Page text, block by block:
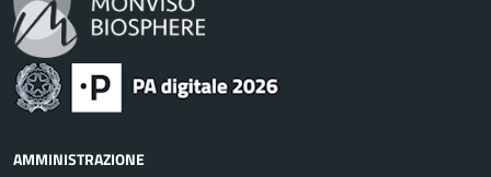
AMMINISTRAZIONE